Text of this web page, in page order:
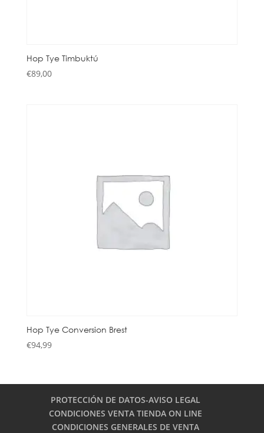
Hop Tye Timbuktú
€89,00
Hop Tye Conversion Brest
€94,99
PROTECCIÓN DE DATOS-AVISO LEGAL
CONDICIONES VENTA TIENDA ON LINE
CONDICIONES GENERALES DE VENTA